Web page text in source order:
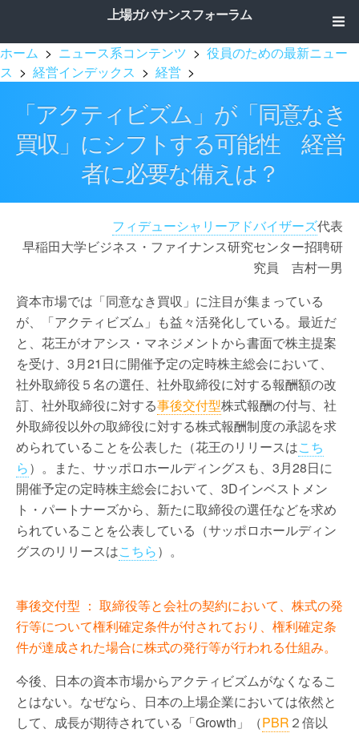
上場ガバナンスフォーラム
ホーム > ニュース系コンテンツ > 役員のための最新ニュー
ス > 経営インデックス > 経営 >
「アクティビズム」が「同意なき
買収」にシフトする可能性 経営
者に必要な備えは？
フィデューシャリーアドバイザーズ代表
早稲田大学ビジネス・ファイナンス研究センター招聘研
究員 吉村一男
資本市場では「同意なき買収」に注目が集まっている
が、「アクティビズム」も益々活発化している。最近だ
と、花王がオアシス・マネジメントから書面で株主提案
を受け、3月21日に開催予定の定時株主総会において、
社外取締役５名の選任、社外取締役に対する報酬額の改
訂、社外取締役に対する事後交付型株式報酬の付与、社
外取締役以外の取締役に対する株式報酬制度の承認を求
められていることを公表した（花王のリリースはこち
ら）。また、サッポロホールディングスも、3月28日に
開催予定の定時株主総会において、3Dインベストメン
ト・パートナーズから、新たに取締役の選任などを求め
られていることを公表している（サッポロホールディン
グスのリリースはこちら）。
事後交付型 ： 取締役等と会社の契約において、株式の発
行等について権利確定条件が付されており、権利確定条
件が達成された場合に株式の発行等が行われる仕組み。
今後、日本の資本市場からアクティビズムがなくなるこ
とはない。なぜなら、日本の上場企業においては依然と
して、成長が期待されている「Growth」（PBR ２倍以